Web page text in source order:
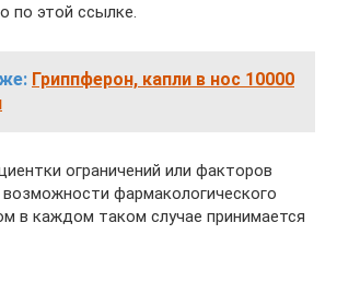
по этой ссылке.
Гриппферон, капли в нос 10000
ограничений или факторов
фармакологического
в каждом таком случае принимается